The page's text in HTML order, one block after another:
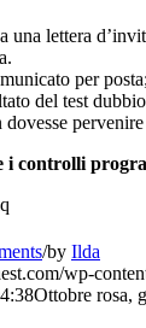
una lettera
per
del test
controlli
/by Ilda
wp-
Ottobre rosa,